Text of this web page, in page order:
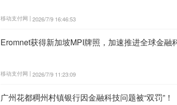
移动支付网 | 2026/7/9 16:46:53
Eromnet获得新加坡MPI牌照，加速推进全球金融
移动支付网 | 2026/7/9 11:23:09
广州花都稠州村镇银行因金融科技问题被“双罚”！